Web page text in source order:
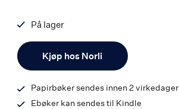
Kjøp hos Norli
På lager
9788203397721
Papirbøker sendes innen 2 virkedager
Ebøker kan sendes til Kindle